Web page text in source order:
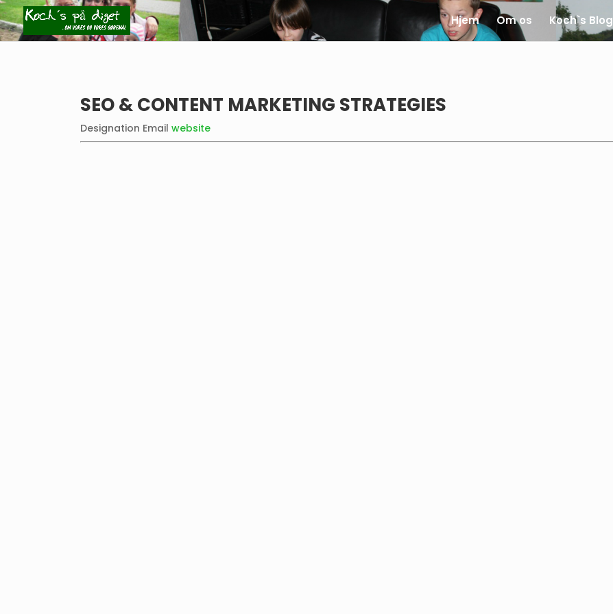
Hjem Om os Koch`s Blog
SEO & CONTENT MARKETING STRATEGIES
Designation Email website